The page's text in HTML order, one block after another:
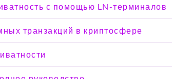
с помощью LN-терминалов
транзакций в криптосфере